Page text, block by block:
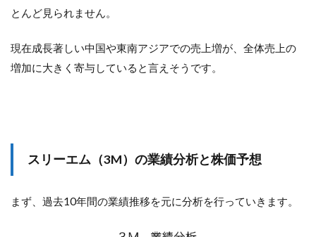
とんど見られません。
現在成長著しい中国や東南アジアでの売上増が、全体売上の
増加に大きく寄与していると言えそうです。
スリーエム（3M）の業績分析と株価予想
まず、過去10年間の業績推移を元に分析を行っていきます。